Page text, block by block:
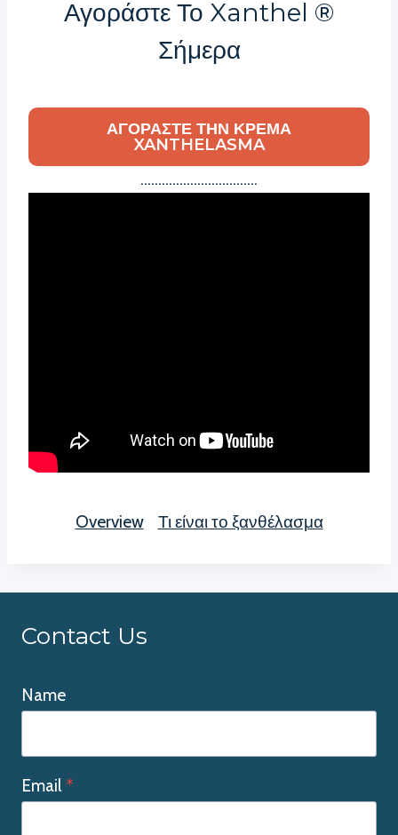
Αγοράστε Το Xanthel ®
Σήμερα
ΑΓΟΡΆΣΤΕ ΤΗΝ ΚΡΈΜΑ
XANTHELASMA
……………………………
Overview Τι είναι το ξανθέλασμα
Contact Us
Name
Email *